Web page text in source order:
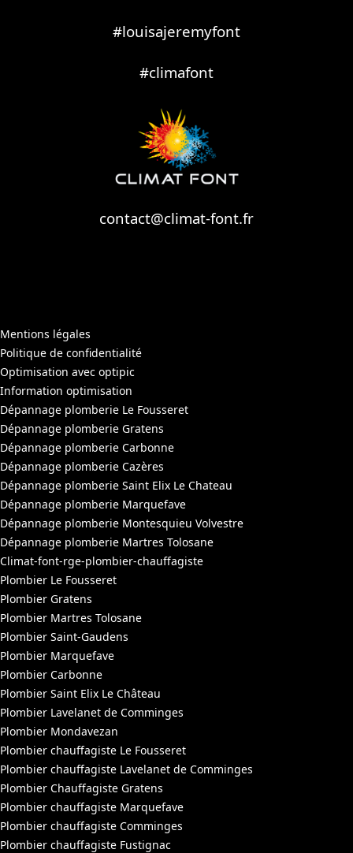
#louisajeremyfont
#climafont
contact@climat-font.fr
Mentions légales
Politique de confidentialité
Optimisation avec optipic
Information optimisation
Dépannage plomberie Le Fousseret
Dépannage plomberie Gratens
Dépannage plomberie Carbonne
Dépannage plomberie Cazères
Dépannage plomberie Saint Elix Le Chateau
Dépannage plomberie Marquefave
Dépannage plomberie Montesquieu Volvestre
Dépannage plomberie Martres Tolosane
Climat-font-rge-plombier-chauffagiste
Plombier Le Fousseret
Plombier Gratens
Plombier Martres Tolosane
Plombier Saint-Gaudens
Plombier Marquefave
Plombier Carbonne
Plombier Saint Elix Le Château
Plombier Lavelanet de Comminges
Plombier Mondavezan
Plombier chauffagiste Le Fousseret
Plombier chauffagiste Lavelanet de Comminges
Plombier Chauffagiste Gratens
Plombier chauffagiste Marquefave
Plombier chauffagiste Comminges
Plombier chauffagiste Fustignac